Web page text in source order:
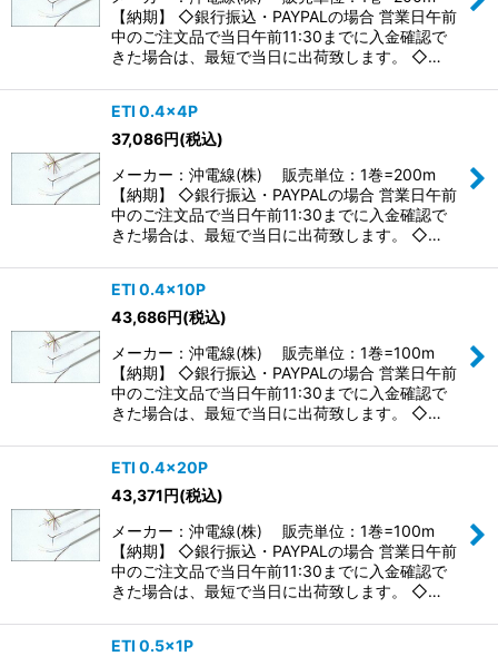
【納期】 ◇銀行振込・PAYPALの場合 営業日午前
中のご注文品で当日午前11:30までに入金確認で
きた場合は、最短で当日に出荷致します。 ◇…
ETI 0.4×4P
37,086円(税込)
メーカー：沖電線(株) 販売単位：1巻=200m
【納期】 ◇銀行振込・PAYPALの場合 営業日午前
中のご注文品で当日午前11:30までに入金確認で
きた場合は、最短で当日に出荷致します。 ◇…
ETI 0.4×10P
43,686円(税込)
メーカー：沖電線(株) 販売単位：1巻=100m
【納期】 ◇銀行振込・PAYPALの場合 営業日午前
中のご注文品で当日午前11:30までに入金確認で
きた場合は、最短で当日に出荷致します。 ◇…
ETI 0.4×20P
43,371円(税込)
メーカー：沖電線(株) 販売単位：1巻=100m
【納期】 ◇銀行振込・PAYPALの場合 営業日午前
中のご注文品で当日午前11:30までに入金確認で
きた場合は、最短で当日に出荷致します。 ◇…
ETI 0.5×1P